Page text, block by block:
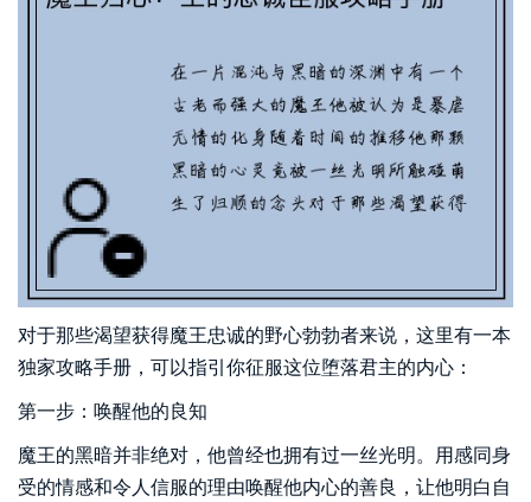
对于那些渴望获得魔王忠诚的野心勃勃者来说，这里有一本
独家攻略手册，可以指引你征服这位堕落君主的内心：
第一步：唤醒他的良知
魔王的黑暗并非绝对，他曾经也拥有过一丝光明。用感同身
受的情感和令人信服的理由唤醒他内心的善良，让他明白自